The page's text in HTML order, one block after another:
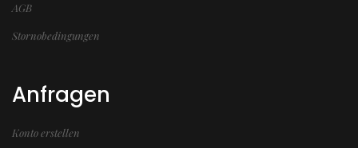
AGB
Stornobedingungen
Anfragen
Konto erstellen